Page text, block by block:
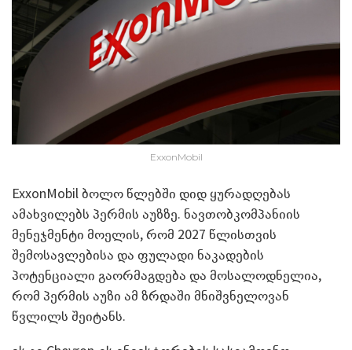
ExxonMobil
ExxonMobil ბოლო წლებში დიდ ყურადღებას
ამახვილებს პერმის აუზზე. ნავთობკომპანიის
მენეჯმენტი მოელის, რომ 2027 წლისთვის
შემოსავლებისა და ფულადი ნაკადების
პოტენციალი გაორმაგდება და მოსალოდნელია,
რომ პერმის აუზი ამ ზრდაში მნიშვნელოვან
წვლილს შეიტანს.